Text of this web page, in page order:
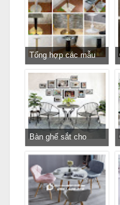
Tổng hợp các mẫu
chân bàn cafe, chân
bàn decor, chân bàn
inox, chân bàn ăn hot
trend 2023
Bàn ghế sắt cho
quán cafe, quán ăn
sân vườn, ban công,
sân thượng